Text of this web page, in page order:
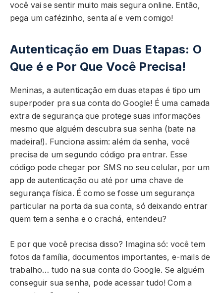
você vai se sentir muito mais segura online. Então,
pega um cafézinho, senta aí e vem comigo!
Autenticação em Duas Etapas: O
Que é e Por Que Você Precisa!
Meninas, a autenticação em duas etapas é tipo um
superpoder pra sua conta do Google! É uma camada
extra de segurança que protege suas informações
mesmo que alguém descubra sua senha (bate na
madeira!). Funciona assim: além da senha, você
precisa de um segundo código pra entrar. Esse
código pode chegar por SMS no seu celular, por um
app de autenticação ou até por uma chave de
segurança física. É como se fosse um segurança
particular na porta da sua conta, só deixando entrar
quem tem a senha e o crachá, entendeu?
E por que você precisa disso? Imagina só: você tem
fotos da família, documentos importantes, e-mails de
trabalho… tudo na sua conta do Google. Se alguém
conseguir sua senha, pode acessar tudo! Com a